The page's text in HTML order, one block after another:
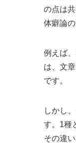
の点は共
体癖論
例えば
は、文
です。
しかし
す。1種
その違